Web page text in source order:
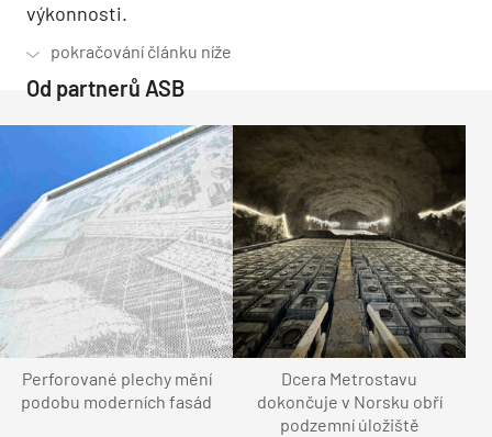
výkonnosti.
Od partnerů ASB
Perforované plechy mění
podobu moderních fasád
Dcera Metrostavu
dokončuje v Norsku obří
podzemní úložiště